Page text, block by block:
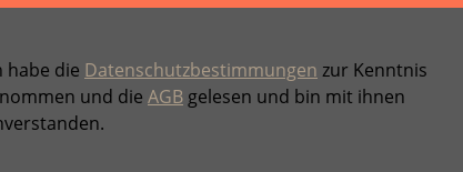
habe die Datenschutzbestimmungen zur Kenntnis
und die AGB gelesen und bin mit ihnen